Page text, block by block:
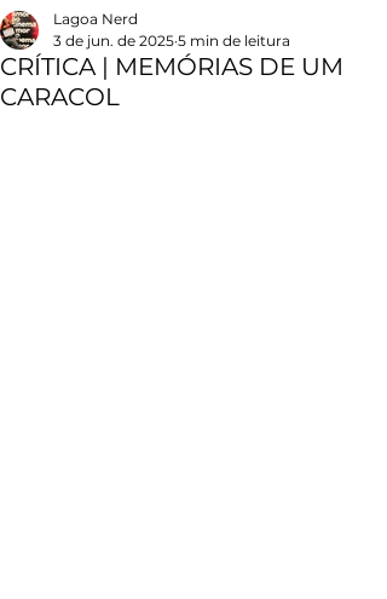
CRÍTICA | MEMÓRIAS DE UM
CARACOL
Lagoa Nerd
3 de jun. de 2025 5 min de leitura